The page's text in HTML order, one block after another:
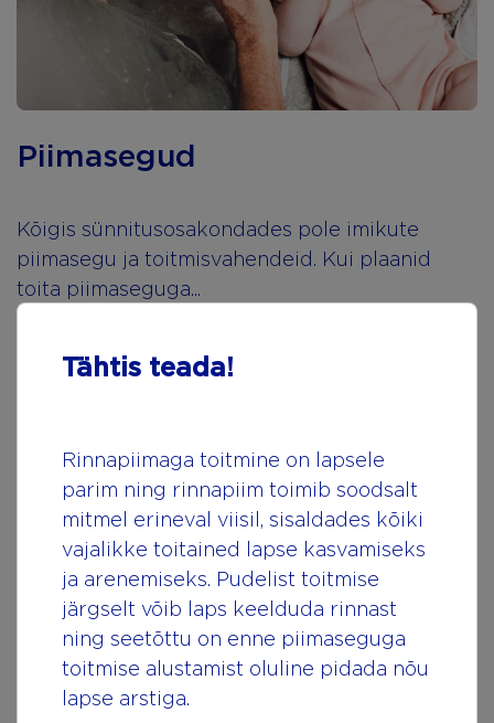
Piimasegud
Kõigis sünnitusosakondades pole imikute
piimasegu ja toitmisvahendeid. Kui plaanid
toita piimaseguga...
Imiku tervis
Tähtis teada!
Rinnapiimaga toitmine on lapsele
parim ning rinnapiim toimib soodsalt
mitmel erineval viisil, sisaldades kõiki
vajalikke toitained lapse kasvamiseks
ja arenemiseks. Pudelist toitmise
järgselt võib laps keelduda rinnast
ning seetõttu on enne piimaseguga
toitmise alustamist oluline pidada nõu
lapse arstiga.